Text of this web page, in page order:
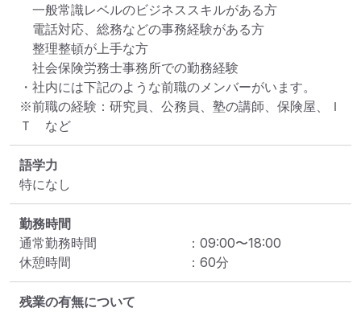
一般常識レベルのビジネススキルがある方
電話対応、総務などの事務経験がある方
整理整頓が上手な方
社会保険労務士事務所での勤務経験
・社内には下記のような前職のメンバーがいます。
※前職の経験：研究員、公務員、塾の講師、保険屋、Ｉ
Ｔ　など
語学力
特になし
勤務時間
通常勤務時間
： 09:00〜18:00
休憩時間
： 60分
残業の有無について